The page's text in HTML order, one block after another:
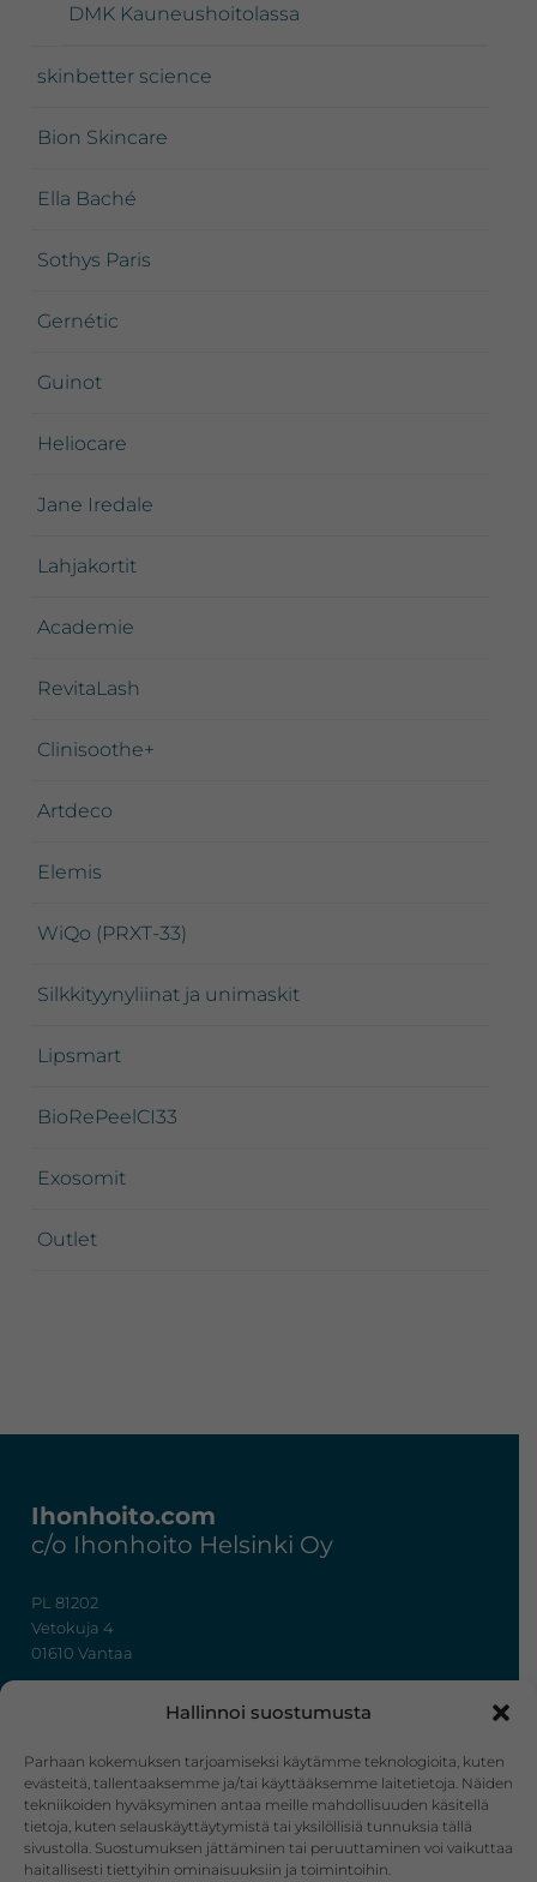
Hallinnoi suostumusta
Parhaan kokemuksen tarjoamiseksi käytämme teknologioita, kuten
evästeitä, tallentaaksemme ja/tai käyttääksemme laitetietoja. Näiden
tekniikoiden hyväksyminen antaa meille mahdollisuuden käsitellä
tietoja, kuten selauskäyttäytymistä tai yksilöllisiä tunnuksia tällä
sivustolla. Suostumuksen jättäminen tai peruuttaminen voi vaikuttaa
haitallisesti tiettyihin ominaisuuksiin ja toimintoihin.
DMK Kauneushoitolassa
skinbetter science
Bion Skincare
Ella Baché
Sothys Paris
Gernétic
Guinot
Heliocare
Jane Iredale
Lahjakortit
Academie
RevitaLash
Clinisoothe+
Artdeco
Elemis
WiQo (PRXT-33)
Silkkityynyliinat ja unimaskit
Lipsmart
BioRePeelCI33
Exosomit
Outlet
Ihonhoito.com
c/o Ihonhoito Helsinki Oy
PL 81202
Vetokuja 4
01610 Vantaa
info@ihonhoito.com
Facebook Instagram
Verkkokauppa